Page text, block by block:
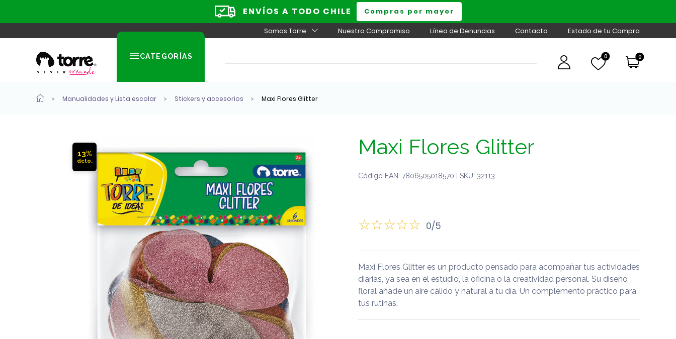
ENVÍOS A TODO CHILE Compras por mayor
Somos Torre Nuestro Compromiso Línea de Denuncias Contacto Estado de tu Compra
CATEGORÍAS 0 0
Manualidades y Lista escolar Stickers y accesorios Maxi Flores Glitter
13% Maxi Flores Glitter
Código EAN: 7806505018570 | SKU: 32113
0/5
Maxi Flores Glitter es un producto pensado para acompañar tus actividades
diarias, ya sea en el estudio, la oficina o la creatividad personal. Su diseño
floral añade un aire cálido y natural a tu día. Un complemento práctico para
tus rutinas.